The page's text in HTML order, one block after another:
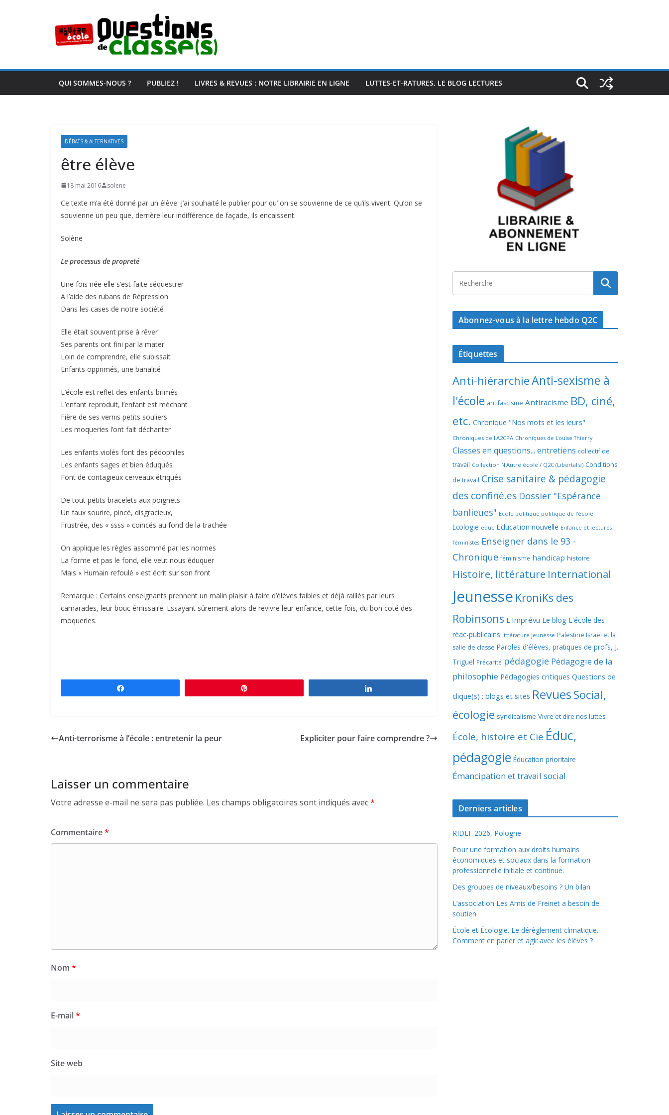
QUI SOMMES-NOUS ? PUBLIEZ ! LIVRES & REVUES : NOTRE LIBRAIRIE EN LIGNE LUTTES-ET-RATURES, LE BLOG LECTURES
DÉBATS & ALTERNATIVES
être élève
18 mai 2016 solene
Ce texte m’a été donné par un élève. J’ai souhaité le publier pour qu’ on se souvienne de ce qu’ils vivent. Qu’on se
souvienne un peu que, derrière leur indifférence de façade, ils encaissent.
Solène
Le processus de propreté
Une fois née elle s’est faite séquestrer
A l’aide des rubans de Répression
Dans les cases de notre société
Elle était souvent prise à rêver
Ses parents ont fini par la mater
Loin de comprendre, elle subissait
Enfants opprimés, une banalité
L’école est reflet des enfants brimés
L’enfant reproduit, l’enfant est méchant
Fière de ses vernis petits souliers
Les moqueries l’ont fait déchanter
Les enfants violés font des pédophiles
Les enfants sages et bien éduqués
Font de contagieux cerveaux étriqués
De tout petits bracelets aux poignets
Un faux sourire, pincé, disgracieux,
Frustrée, des « ssss » coincés au fond de la trachée
On applique les règles assommé par les normes
La forme et pas le fond, elle veut nous éduquer
Mais « Humain refoulé » est écrit sur son front
Remarque : Certains enseignants prennent un malin plaisir à faire d’élèves faibles et déjà raillés par leurs
camarades, leur bouc émissaire. Essayant sûrement alors de revivre leur enfance, cette fois, du bon coté des
moqueries.
Anti-terrorisme à l’école : entretenir la peur Expliciter pour faire comprendre ?
Laisser un commentaire
Votre adresse e-mail ne sera pas publiée. Les champs obligatoires sont indiqués avec*
Commentaire*
Nom *
E-mail*
Site web
Abonnez-vous à la lettre hebdo Q2C
Étiquettes
Anti-hiérarchieAnti-sexisme à
l'école antifascisme Antiracisme BD, ciné,
etc. Chronique "Nos mots et les leurs"
Chroniques de l'A2CPA Chroniques de Louise Thierry
Classes en questions... entretiens collectif de
travail Collection N'Autre école / Q2C (Libertalia) Conditions
de travail Crise sanitaire & pédagogie
des confiné.es Dossier "Espérance
banlieues" Ecole politique politique de l'école
Ecologie educ Education nouvelle Enfance et lectures
féministes Enseigner dans le 93 -
Chronique féminisme handicap histoire
Histoire, littérature International
Jeunesse KroniKs des
Robinsons L'Imprévu Le blog L'école des
réac-publicains littérature jeunesse Palestine Israël et la
salle de classe Paroles d'élèves, pratiques de profs, J.
Triguel Précarité pédagogie Pédagogie de la
philosophie Pédagogies critiques Questions de
clique(s) : blogs et sites RevuesSocial,
écologie syndicalisme Vivre et dire nos luttes
École, histoire et Cie Éduc,
pédagogie Éducation prioritaire
Émancipation et travail social
Derniers articles
RIDEF 2026, Pologne
Pour une formation aux droits humains
économiques et sociaux dans la formation
professionnelle initiale et continue.
Des groupes de niveaux/besoins ? Un bilan
L’association Les Amis de Freinet a besoin de
soutien
École et Écologie. Le dérèglement climatique.
Comment en parler et agir avec les élèves ?